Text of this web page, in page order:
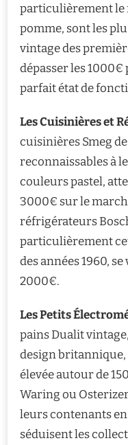
particulièrement le
pomme, sont les
vintage des
dépasser les 1000€
parfait état de
Les Cuisinières et
cuisinières Smeg
reconnaissables à
couleurs pastel,
3000€ sur le
réfrigérateurs
particulièrement
des années 1960,
2000€.
Les Petits
pains Dualit
design
élevée autour de
Waring ou
leurs contenants
séduisent les